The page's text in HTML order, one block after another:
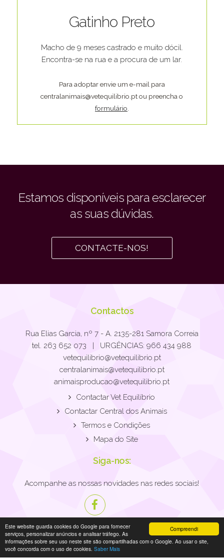
Compreendi
Este website guarda cookies do Google para fornecer
serviços, personalizar anúncios e analisar tráfego. As
informações sobre seu uso neste site são compartilhadas com o Google. Ao usar o site,
você concorda com o uso de cookies. Saber Mais
Gatinho Preto
Macho de 9 meses castrado e muito dócil.
Encontra-se na rua e a procura de um lar.
Para adoptar envie um e-mail para
centralanimais@vetequilibrio.pt ou preencha o
formulário
Estamos disponíveis para esclarecer
as suas dúvidas.
CONTACTE-NOS!
Contactos
Rua Elias Garcia, nº 7 - A. 2135-281 Samora Correia
tel. 263 652 073 | URGÊNCIAS: 966 434 988
vetequilibrio@vetequilibrio.pt
centralanimais@vetequilibrio.pt
animaisproducao@vetequilibrio.pt
Contactar Vet Equilíbrio
Contactar Central dos Animais
Termos e Condições
Mapa do Site
Siga-nos:
Acompanhe as nossas novidades nas redes sociais!
© 2026 Vetequilíbrio. Todos os direitos reservados.